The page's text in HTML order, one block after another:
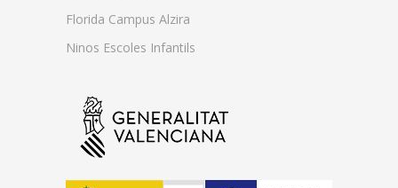
Florida Campus Alzira
Ninos Escoles Infantils